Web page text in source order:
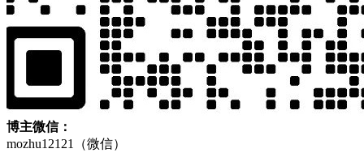
博主微信：
mozhu12121（微信）